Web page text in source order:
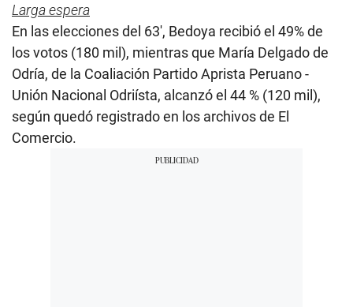
Larga espera
En las elecciones del 63', Bedoya recibió el 49% de
los votos (180 mil), mientras que María Delgado de
Odría, de la Coaliación Partido Aprista Peruano -
Unión Nacional Odriísta, alcanzó el 44 % (120 mil),
según quedó registrado en los archivos de El
Comercio.